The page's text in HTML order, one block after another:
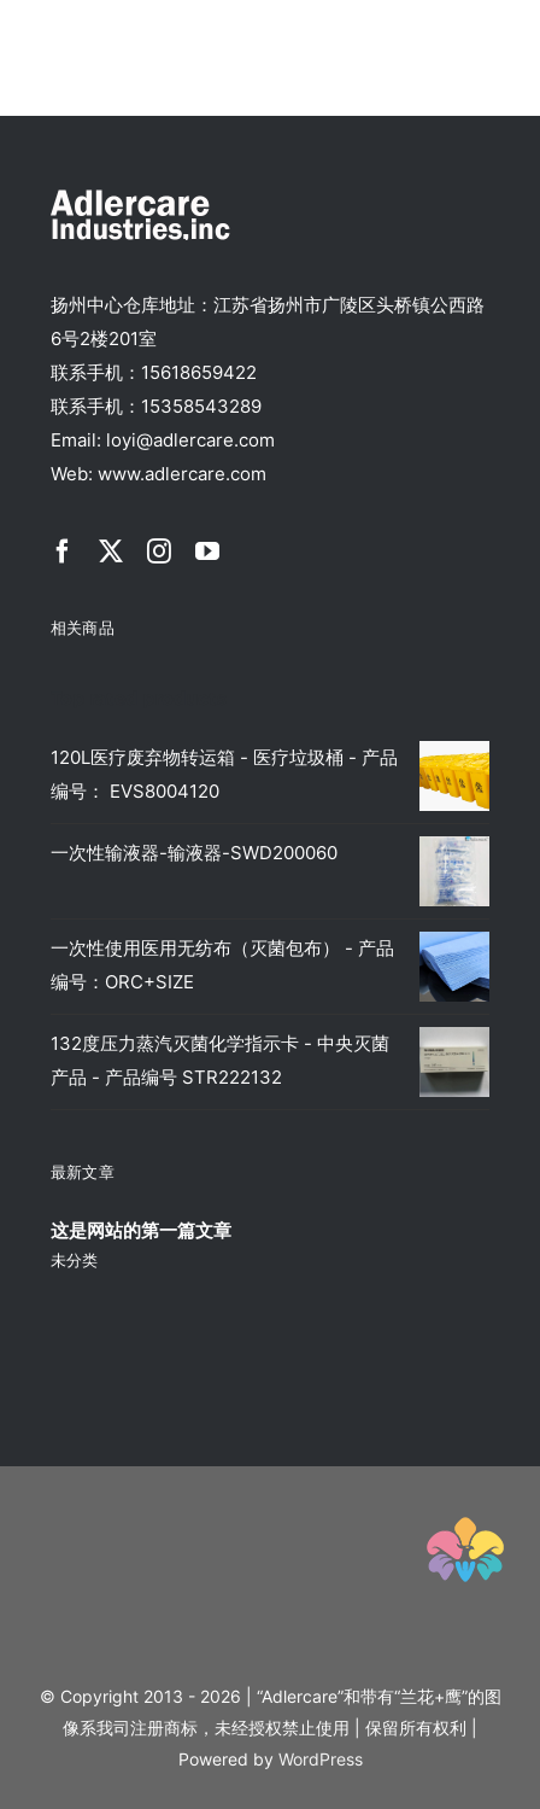
扬州中心仓库地址：江苏省扬州市广陵区头桥镇公西路
6号2楼201室
联系手机：15618659422
联系手机：15358543289
Email: loyi@adlercare.com
Web: www.adlercare.com
最新文章
这是网站的第一篇文章
未分类
相关商品
120L医疗废弃物转运箱 - 医疗垃圾桶 - 产品
编号： EVS8004120
一次性输液器-输液器-SWD200060
一次性使用医用无纺布（灭菌包布） - 产品
编号：ORC+SIZE
132度压力蒸汽灭菌化学指示卡 - 中央灭菌
产品 - 产品编号 STR222132
© Copyright 2013 - 2026 | “Adlercare”和带有“兰花+鹰”的图
像系我司注册商标，未经授权禁止使用 | 保留所有权利 |
Powered by WordPress